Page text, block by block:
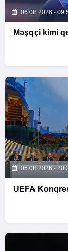
06.08.2026 -
Məşqçi kimi
05.08.2026 -
UEFA